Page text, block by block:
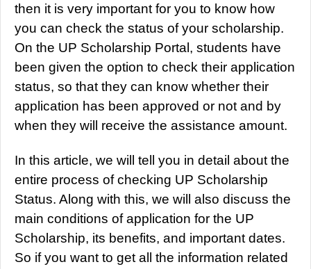
then it is very important for you to know how
you can check the status of your scholarship.
On the UP Scholarship Portal, students have
been given the option to check their application
status, so that they can know whether their
application has been approved or not and by
when they will receive the assistance amount.
In this article, we will tell you in detail about the
entire process of checking UP Scholarship
Status. Along with this, we will also discuss the
main conditions of application for the UP
Scholarship, its benefits, and important dates.
So if you want to get all the information related